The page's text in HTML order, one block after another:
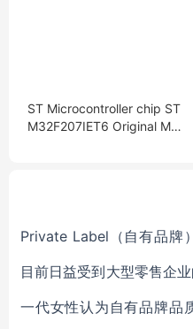
ST Microcontroller chip ST
M32F207IET6 Original MC
Private Label（自有品牌
目前日益受到大型零售企
一代女性认为自有品牌品